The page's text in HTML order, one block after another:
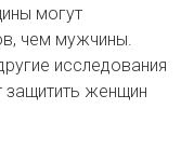
могут
чем мужчины.
исследования
защитить женщин